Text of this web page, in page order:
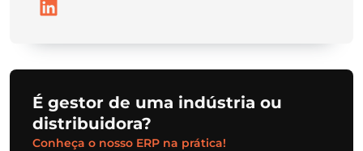
É gestor de uma indústria ou
distribuidora?
Conheça o nosso ERP na prática!